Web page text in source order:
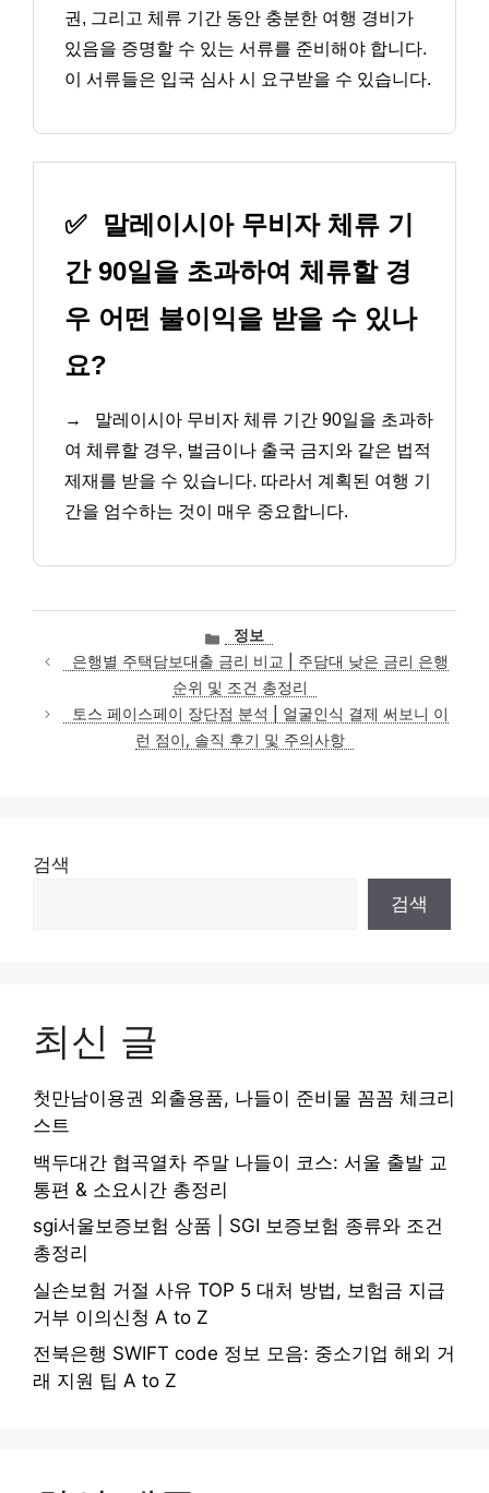
권, 그리고 체류 기간 동안 충분한 여행 경비가
있음을 증명할 수 있는 서류를 준비해야 합니다.
이 서류들은 입국 심사 시 요구받을 수 있습니다.
✅
말레이시아 무비자 체류 기
간 90일을 초과하여 체류할 경
우 어떤 불이익을 받을 수 있나
요?
→
말레이시아 무비자 체류 기간 90일을 초과하
여 체류할 경우, 벌금이나 출국 금지와 같은 법적
제재를 받을 수 있습니다. 따라서 계획된 여행 기
간을 엄수하는 것이 매우 중요합니다.
카
테
고
리
정보
은행별 주택담보대출 금리 비교 | 주담대 낮은 금리 은행
순위 및 조건 총정리
토스 페이스페이 장단점 분석 | 얼굴인식 결제 써보니 이
런 점이, 솔직 후기 및 주의사항
검색
검색
최신 글
첫만남이용권 외출용품, 나들이 준비물 꼼꼼 체크리
스트
백두대간 협곡열차 주말 나들이 코스: 서울 출발 교
통편 & 소요시간 총정리
sgi서울보증보험 상품 | SGI 보증보험 종류와 조건
총정리
실손보험 거절 사유 TOP 5 대처 방법, 보험금 지급
거부 이의신청 A to Z
전북은행 SWIFT code 정보 모음: 중소기업 해외 거
래 지원 팁 A to Z